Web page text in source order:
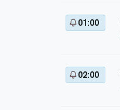
01:00
02:00